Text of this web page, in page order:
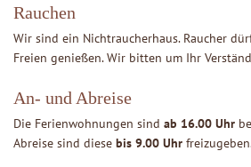
Rauchen
Wir sind ein Nichtraucherhaus. Raucher
Freien genießen. Wir bitten um Ihr
An- und Abreise
Die Ferienwohnungen sind ab 16.00 Uhr
Abreise sind diese bis 9.00 Uhr